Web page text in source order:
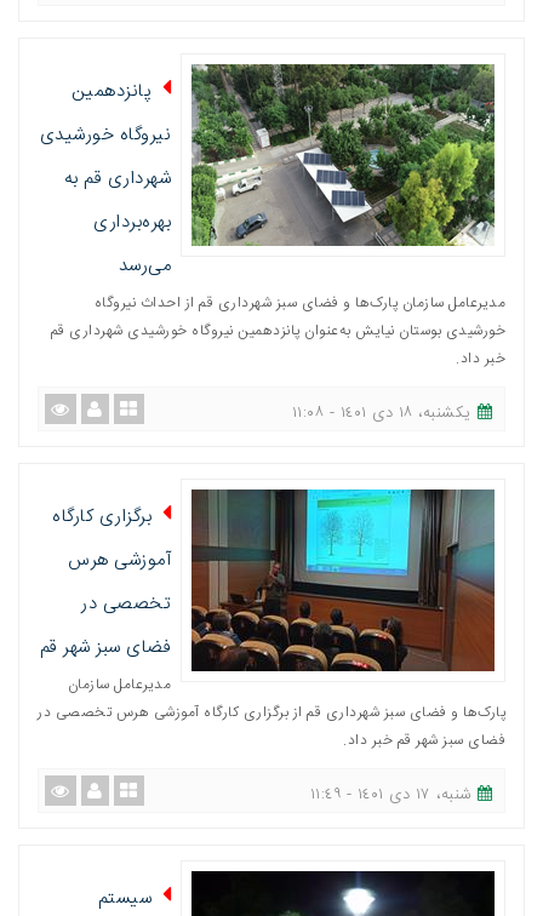
پانزدهمین
نیروگاه خورشیدی
شهرداری قم به
بهره‌برداری
می‌رسد
مدیرعامل سازمان پارک‌ها و فضای سبز شهرداری قم از احداث نیروگاه
خورشیدی بوستان نیایش به‌عنوان پانزدهمین نیروگاه خورشیدی شهرداری قم
خبر داد.
یکشنبه، ١٨ دی ١٤٠١ - ١١:٠٨
برگزاری کارگاه
آموزشی هرس
تخصصی در
فضای سبز شهر قم
مدیرعامل سازمان
پارک‌ها و فضای سبز شهرداری قم از برگزاری کارگاه آموزشی هرس تخصصی در
فضای سبز شهر قم خبر داد.
شنبه، ١٧ دی ١٤٠١ - ١١:٤٩
سیستم